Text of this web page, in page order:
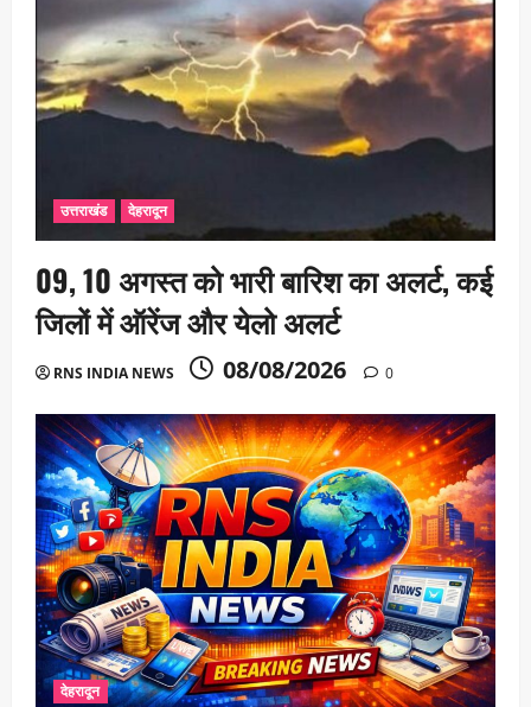
उत्तराखंड देहरादून
09, 10 अगस्त को भारी बारिश का अलर्ट, कई
जिलों में ऑरेंज और येलो अलर्ट
RNS INDIA NEWS 08/08/2026 0
देहरादून